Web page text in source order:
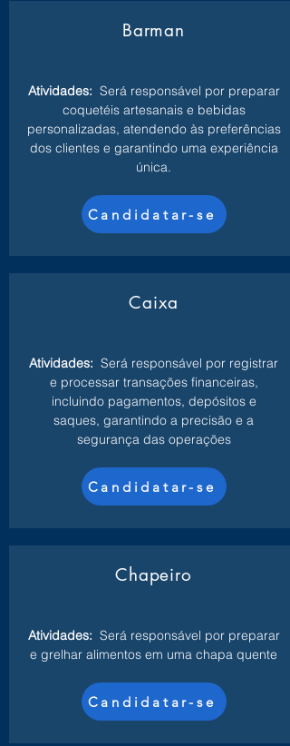
Barman
Atividades: Será responsável por preparar
coquetéis artesanais e bebidas
personalizadas, atendendo às preferências
dos clientes e garantindo uma experiência
única.
Candidatar-se
Caixa
Atividades: Será responsável por registrar
e processar transações financeiras,
incluindo pagamentos, depósitos e
saques, garantindo a precisão e a
segurança das operações
Candidatar-se
Chapeiro
Atividades: Será responsável por preparar
e grelhar alimentos em uma chapa quente
Candidatar-se